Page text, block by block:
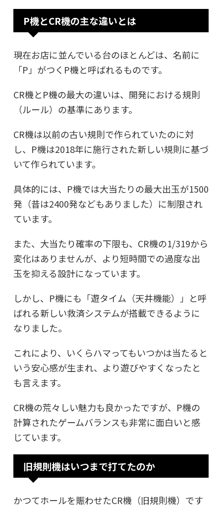
P機とCR機の主な違いとは
現在お店に並んでいる台のほとんどは、名前に
「P」がつくP機と呼ばれるものです。
CR機とP機の最大の違いは、開発における規則
（ルール）の基準にあります。
CR機は以前の古い規則で作られていたのに対
し、P機は2018年に施行された新しい規則に基づ
いて作られています。
具体的には、P機では大当たりの最大出玉が1500
発（昔は2400発などもありました）に制限され
ています。
また、大当たり確率の下限も、CR機の1/319から
変化はありませんが、より短時間での過度な出
玉を抑える設計になっています。
しかし、P機にも「遊タイム（天井機能）」と呼
ばれる新しい救済システムが搭載できるように
なりました。
これにより、いくらハマってもいつかは当たると
いう安心感が生まれ、より遊びやすくなったと
も言えます。
CR機の荒々しい魅力も良かったですが、P機の
計算されたゲームバランスも非常に面白いと感
じています。
旧規則機はいつまで打てたのか
かつてホールを賑わせたCR機（旧規則機）です